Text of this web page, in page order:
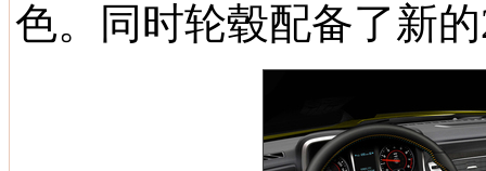
色。同时轮毂配备了新